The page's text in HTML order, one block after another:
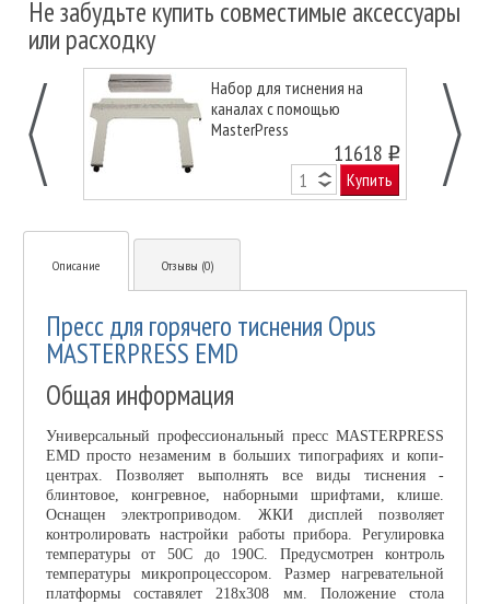
Не забудьте купить совместимые аксессуары
или расходку
Набор для тиснения на
каналах с помощью
MasterPress
11618 o
Купить
Описание Отзывы (0)
Пресс для горячего тиснения Opus
MASTERPRESS EMD
Общая информация
Универсальный профессиональный пресс MASTERPRESS
EMD просто незаменим в больших типографиях и копи-
центрах. Позволяет выполнять все виды тиснения -
блинтовое, конгревное, наборными шрифтами, клише.
Оснащен электроприводом. ЖКИ дисплей позволяет
контролировать настройки работы прибора. Регулировка
температуры от 50C до 190C. Предусмотрен контроль
температуры микропроцессором. Размер нагревательной
платформы составялет 218х308 мм. Положение стола